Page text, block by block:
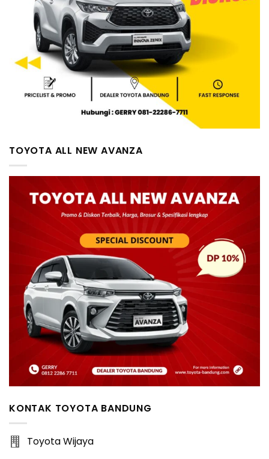
TOYOTA ALL NEW AVANZA
KONTAK TOYOTA BANDUNG
Toyota Wijaya